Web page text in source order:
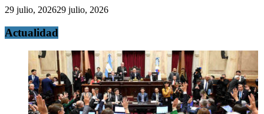
29 julio, 202629 julio, 2026
Actualidad